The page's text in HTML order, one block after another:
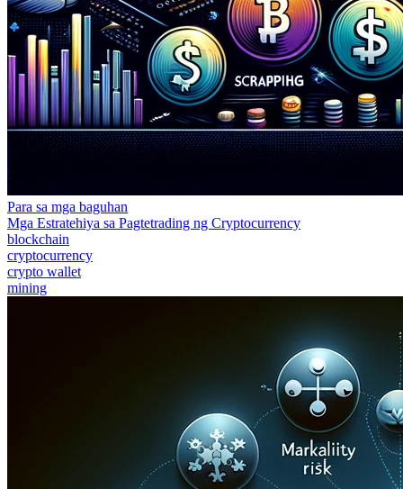
Para sa mga baguhan
Mga Estratehiya sa Pagtetrading ng Cryptocurrency
blockchain
cryptocurrency
crypto wallet
mining